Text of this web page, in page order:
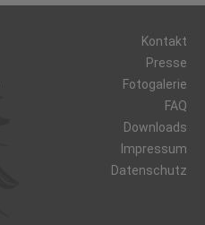
Kontakt
Presse
Fotogalerie
FAQ
Downloads
Impressum
Datenschutz